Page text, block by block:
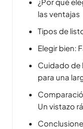
las ventajas
Tipos de
Elegir bien:
Cuidado de
para una
Un vistazo